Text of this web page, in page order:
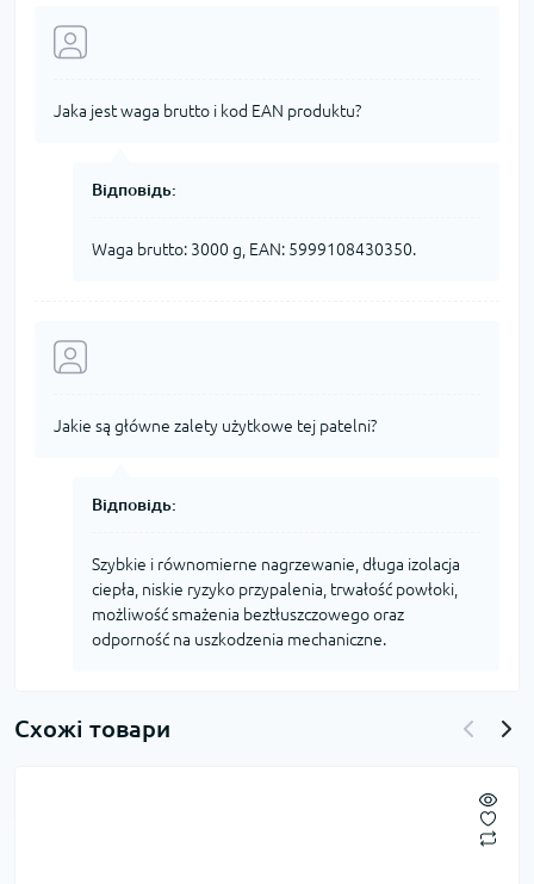
Jaka jest waga brutto i kod EAN produktu?
Відповідь:
Waga brutto: 3000 g, EAN: 5999108430350.
Jakie są główne zalety użytkowe tej patelni?
Відповідь:
Szybkie i równomierne nagrzewanie, długa izolacja
ciepła, niskie ryzyko przypalenia, trwałość powłoki,
możliwość smażenia beztłuszczowego oraz
odporność na uszkodzenia mechaniczne.
Схожі товари